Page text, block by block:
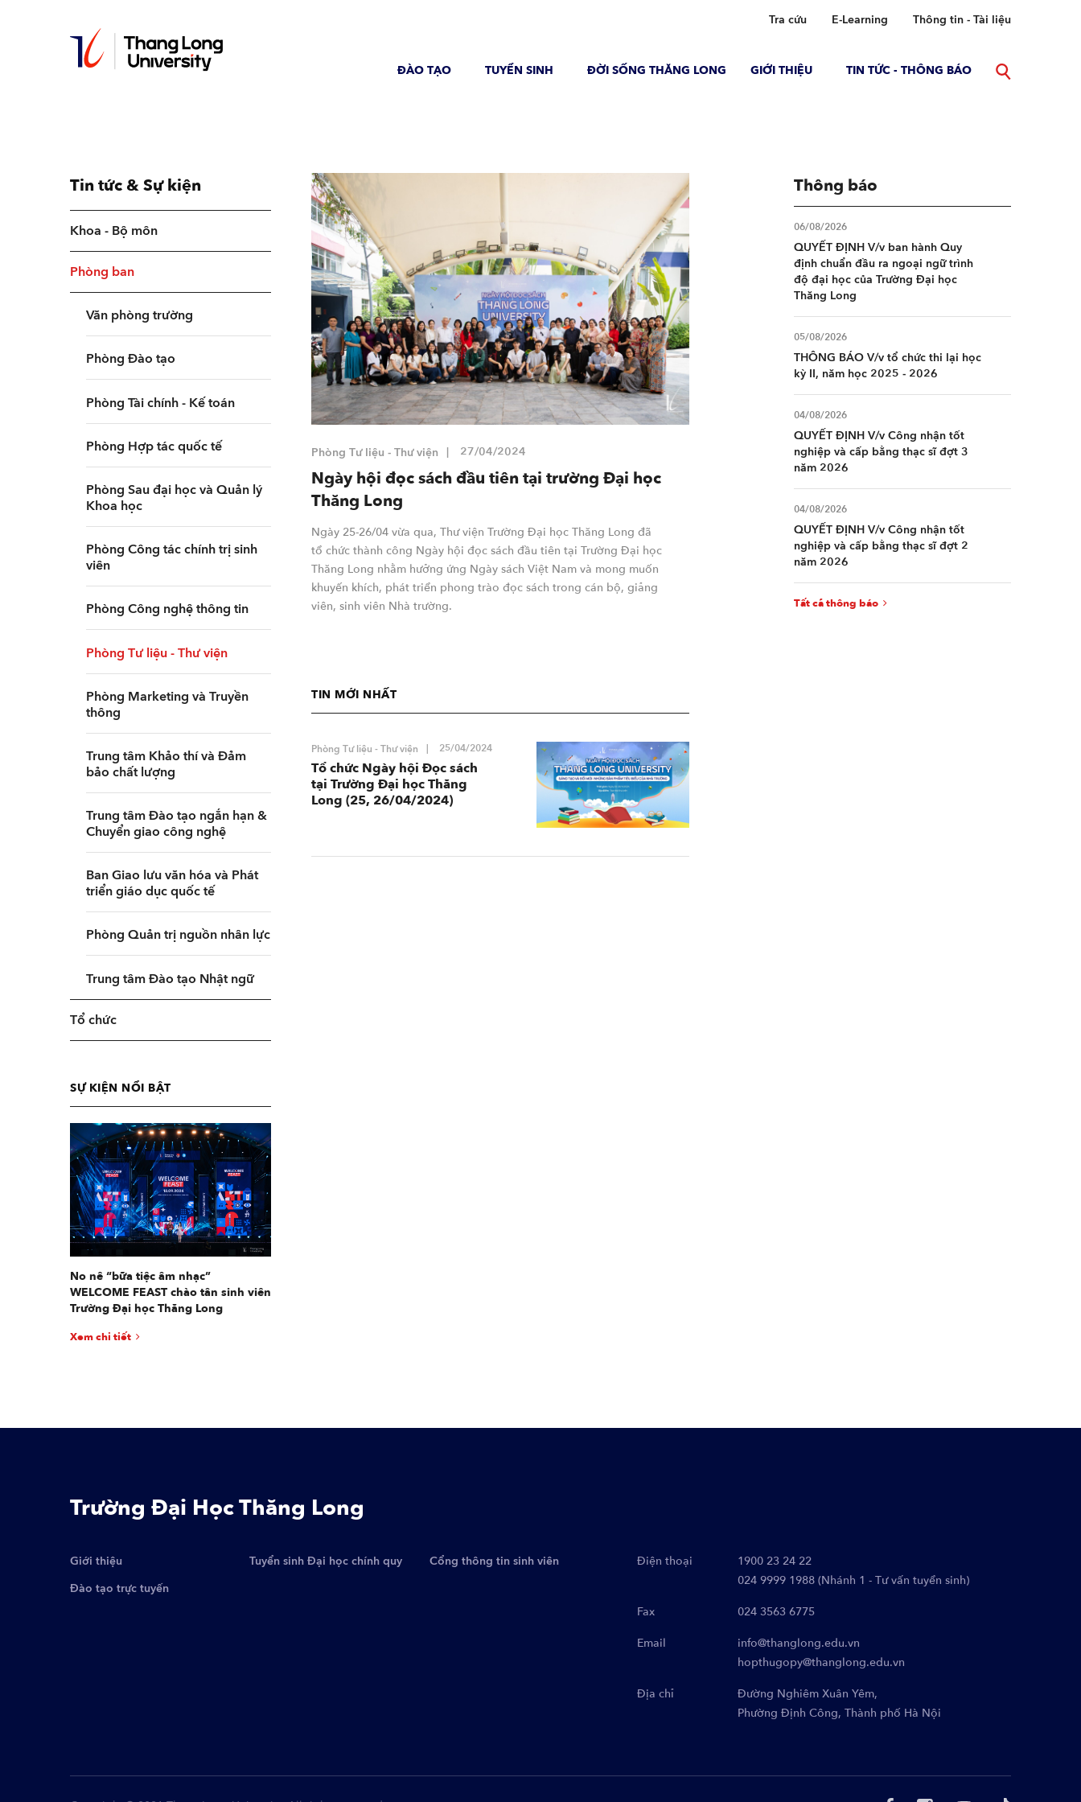
Tra cứu E-Learning Thông tin - Tài liệu
ĐÀO TẠO TUYỂN SINH ĐỜI SỐNG THĂNG LONG GIỚI THIỆU TIN TỨC - THÔNG BÁO
Tin tức & Sự kiện
Khoa - Bộ môn
Phòng ban
Văn phòng trường
Phòng Đào tạo
Phòng Tài chính - Kế toán
Phòng Hợp tác quốc tế
Phòng Sau đại học và Quản lý
Khoa học
Phòng Công tác chính trị sinh
viên
Phòng Công nghệ thông tin
Phòng Tư liệu - Thư viện
Phòng Marketing và Truyền
thông
Trung tâm Khảo thí và Đảm
bảo chất lượng
Trung tâm Đào tạo ngắn hạn &
Chuyển giao công nghệ
Ban Giao lưu văn hóa và Phát
triển giáo dục quốc tế
Phòng Quản trị nguồn nhân lực
Trung tâm Đào tạo Nhật ngữ
Tổ chức
SỰ KIỆN NỔI BẬT
No nê “bữa tiệc âm nhạc”
WELCOME FEAST chào tân sinh viên
Trường Đại học Thăng Long
Xem chi tiết
Phòng Tư liệu - Thư viện 27/04/2024
Ngày hội đọc sách đầu tiên tại trường Đại học
Thăng Long
Ngày 25-26/04 vừa qua, Thư viện Trường Đại học Thăng Long đã
tổ chức thành công Ngày hội đọc sách đầu tiên tại Trường Đại học
Thăng Long nhằm hưởng ứng Ngày sách Việt Nam và mong muốn
khuyến khích, phát triển phong trào đọc sách trong cán bộ, giảng
viên, sinh viên Nhà trường.
TIN MỚI NHẤT
Phòng Tư liệu - Thư viện 25/04/2024
Tổ chức Ngày hội Đọc sách
tại Trường Đại học Thăng
Long (25, 26/04/2024)
Thông báo
06/08/2026
QUYẾT ĐỊNH V/v ban hành Quy
định chuẩn đầu ra ngoại ngữ trình
độ đại học của Trường Đại học
Thăng Long
05/08/2026
THÔNG BÁO V/v tổ chức thi lại học
kỳ II, năm học 2025 - 2026
04/08/2026
QUYẾT ĐỊNH V/v Công nhận tốt
nghiệp và cấp bằng thạc sĩ đợt 3
năm 2026
04/08/2026
QUYẾT ĐỊNH V/v Công nhận tốt
nghiệp và cấp bằng thạc sĩ đợt 2
năm 2026
Tất cả thông báo
Trường Đại Học Thăng Long
Giới thiệu Tuyển sinh Đại học chính quy
Cổng thông tin sinh viên
Đào tạo trực tuyến
Điện thoại
1900 23 24 22
024 9999 1988 (Nhánh 1 - Tư vấn tuyển sinh)
Fax 024 3563 6775
Email
info@thanglong.edu.vn
hopthugopy@thanglong.edu.vn
Địa chỉ
Đường Nghiêm Xuân Yêm,
Phường Định Công, Thành phố Hà Nội